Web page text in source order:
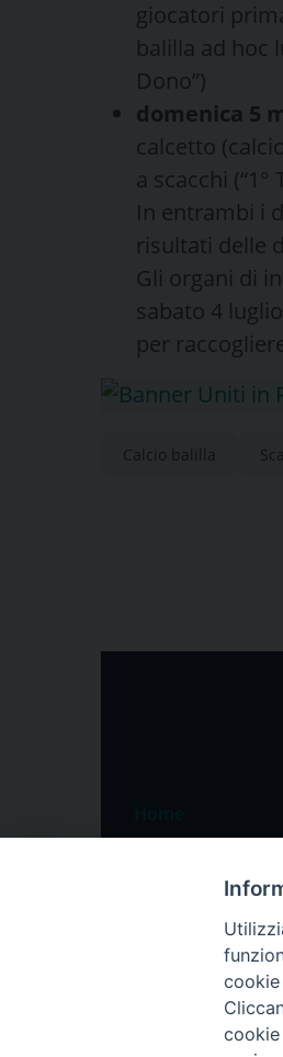
giocatori
balilla ad hoc
Dono”)
domenica 5
calcetto
a scacchi
In entrambi i
risultati delle
Gli organi di
sabato 4 luglio
per
Calcio balilla
Pordenone
Portogruaro
Friuli Occidentale
Veneto Orientale